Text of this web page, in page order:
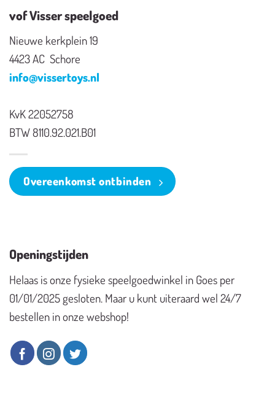
vof Visser speelgoed
Nieuwe kerkplein 19
4423 AC Schore
info@vissertoys.nl
KvK 22052758
BTW 8110.92.021.B01
Overeenkomst ontbinden
Openingstijden
Helaas is onze fysieke speelgoedwinkel in Goes per
01/01/2025 gesloten. Maar u kunt uiteraard wel 24/7
bestellen in onze webshop!